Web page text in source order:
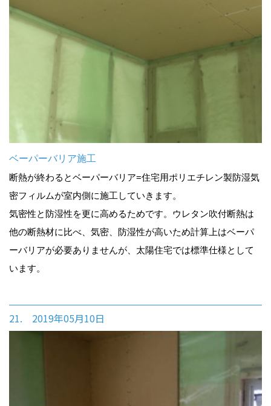
ベーパーバリア施工
断熱が終わるとベーパーバリア=住宅用ポリエチレン製防湿気
密フィルムが室内側に施工していきます。
気密性と防湿性を更に高めるためです。ウレタン吹付断熱は
他の断熱材に比べ、気密、防湿性が高いため計算上はベーパ
ーバリアが必要ありませんが、太陽住宅では標準仕様として
います。
21. 2019年05月10日